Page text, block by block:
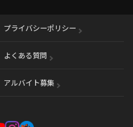
プライバシーポリシー
よくある質問
アルバイト募集 （別ウィンドウで開く